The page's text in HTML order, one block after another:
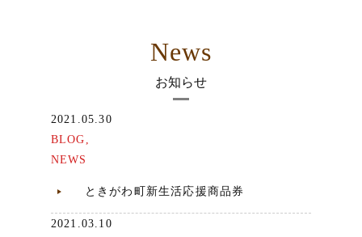
News
お知らせ
2021.05.30
BLOG ,
NEWS
ときがわ町新生活応援商品券
2021.03.10